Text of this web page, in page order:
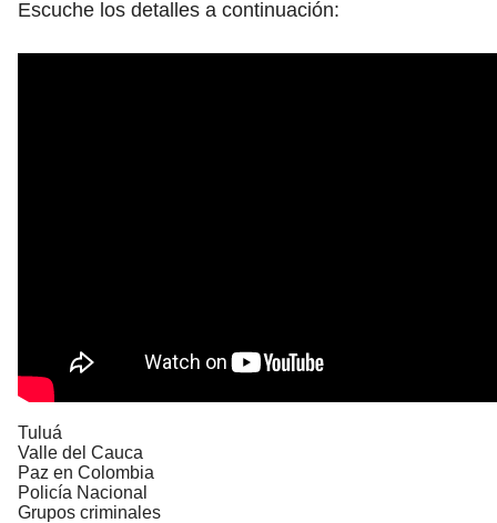
Escuche los detalles a continuación:
Tuluá
Valle del Cauca
Paz en Colombia
Policía Nacional
Grupos criminales